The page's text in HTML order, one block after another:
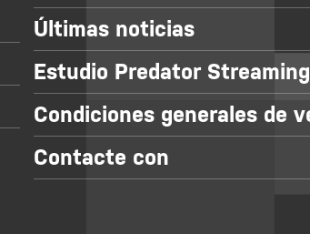
Últimas noticias
Estudio Predator Streaming
Condiciones generales de
Contacte con